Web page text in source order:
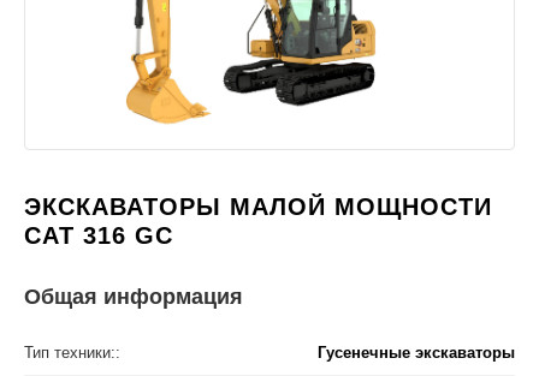
ЭКСКАВАТОРЫ МАЛОЙ МОЩНОСТИ
CAT 316 GC
Общая информация
Тип техники:: Гусенечные экскаваторы